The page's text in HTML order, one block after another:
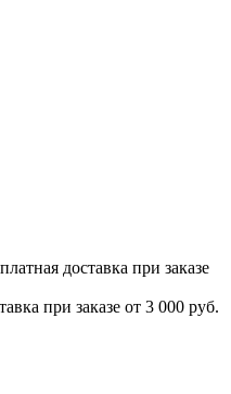
доставка при заказе
при заказе от 3 000 руб.